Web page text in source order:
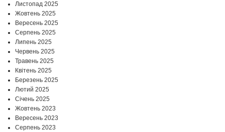
Листопад 2025
Жовтень 2025
Вересень 2025
Серпень 2025
Липень 2025
Червень 2025
Травень 2025
Квітень 2025
Березень 2025
Лютий 2025
Січень 2025
Жовтень 2023
Вересень 2023
Серпень 2023